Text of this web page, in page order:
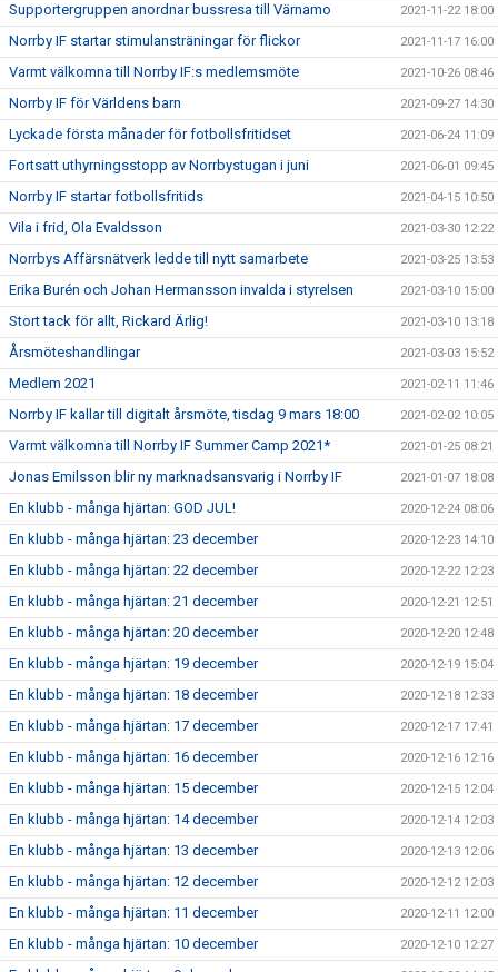
Supportergruppen anordnar bussresa till Värnamo 2021-11-22 18:00
Norrby IF startar stimulansträningar för flickor 2021-11-17 16:00
Varmt välkomna till Norrby IF:s medlemsmöte 2021-10-26 08:46
Norrby IF för Världens barn 2021-09-27 14:30
Lyckade första månader för fotbollsfritidset 2021-06-24 11:09
Fortsatt uthyrningsstopp av Norrbystugan i juni 2021-06-01 09:45
Norrby IF startar fotbollsfritids 2021-04-15 10:50
Vila i frid, Ola Evaldsson 2021-03-30 12:22
Norrbys Affärsnätverk ledde till nytt samarbete 2021-03-25 13:53
Erika Burén och Johan Hermansson invalda i styrelsen 2021-03-10 15:00
Stort tack för allt, Rickard Ärlig! 2021-03-10 13:18
Årsmöteshandlingar 2021-03-03 15:52
Medlem 2021 2021-02-11 11:46
Norrby IF kallar till digitalt årsmöte, tisdag 9 mars 18:00 2021-02-02 10:05
Varmt välkomna till Norrby IF Summer Camp 2021* 2021-01-25 08:21
Jonas Emilsson blir ny marknadsansvarig i Norrby IF 2021-01-07 18:08
En klubb - många hjärtan: GOD JUL! 2020-12-24 08:06
En klubb - många hjärtan: 23 december 2020-12-23 14:10
En klubb - många hjärtan: 22 december 2020-12-22 12:23
En klubb - många hjärtan: 21 december 2020-12-21 12:51
En klubb - många hjärtan: 20 december 2020-12-20 12:48
En klubb - många hjärtan: 19 december 2020-12-19 15:04
En klubb - många hjärtan: 18 december 2020-12-18 12:33
En klubb - många hjärtan: 17 december 2020-12-17 17:41
En klubb - många hjärtan: 16 december 2020-12-16 12:16
En klubb - många hjärtan: 15 december 2020-12-15 12:04
En klubb - många hjärtan: 14 december 2020-12-14 12:03
En klubb - många hjärtan: 13 december 2020-12-13 12:06
En klubb - många hjärtan: 12 december 2020-12-12 12:03
En klubb - många hjärtan: 11 december 2020-12-11 12:00
En klubb - många hjärtan: 10 december 2020-12-10 12:27